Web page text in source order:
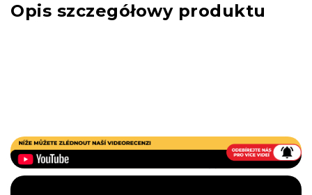
Opis szczegółowy produktu